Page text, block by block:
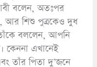
বলেন, অতঃপর
আর শিশু পুত্রকেও দুধ
বললেন, আপনি
কেননা এখানেই
তাঁর পিতা দু’জনে